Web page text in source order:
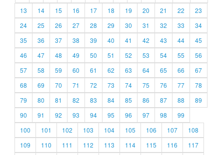
13
14 15 16 17 18 19 20 21 22
23
24
25 26 27 28 29 30 31 32 33
34
35
36 37 38 39 40 41 42 43 44
45
46
47 48 49 50 51 52 53 54 55
56
57
58 59 60 61 62 63 64 65 66
67
68
69 70 71 72 73 74 75 76 77
78
79
80 81 82 83 84 85 86 87 88
89
90
91 92 93 94 95 96 97 98
99
100
101 102 103 104 105 106 107
108
109
110 111 112 113 114 115 116
117